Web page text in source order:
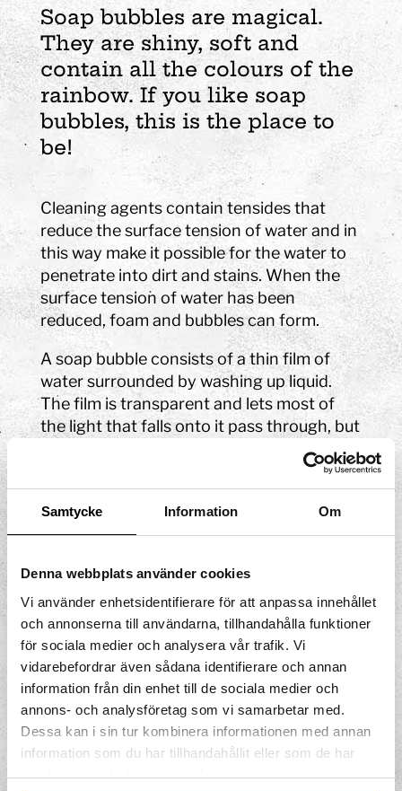
Samtycke Information Om
Denna webbplats använder cookies
Vi använder enhetsidentifierare för att anpassa innehållet
och annonserna till användarna, tillhandahålla funktioner
för sociala medier och analysera vår trafik. Vi
vidarebefordrar även sådana identifierare och annan
information från din enhet till de sociala medier och
annons- och analysföretag som vi samarbetar med.
Dessa kan i sin tur kombinera informationen med annan
information som du har tillhandahållit eller som de har
samlat in när du har använt deras tjänster.
Soap bubbles are magical.
They are shiny, soft and
contain all the colours of the
rainbow. If you like soap
bubbles, this is the place to
be!
Cleaning agents contain tensides that
reduce the surface tension of water and in
this way make it possible for the water to
penetrate into dirt and stains. When the
surface tension of water has been
reduced, foam and bubbles can form.
A soap bubble consists of a thin film of
water surrounded by washing up liquid.
The film is transparent and lets most of
the light that falls onto it pass through, but
some is reflected in the outer and inner
surfaces of the film. The light is in this way
dispersed into its different wavelengths
and all the colours of the rainbow appear.
Here’s our recipe:
8 dl water
2 dl Yes washing-up liquid
45 ml glycerol